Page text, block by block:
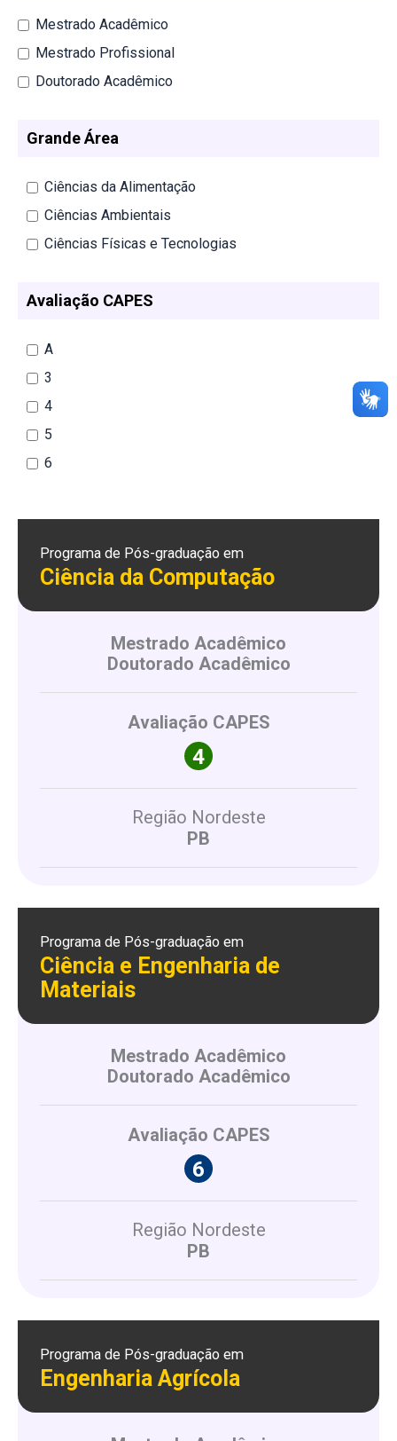
Mestrado Acadêmico
Mestrado Profissional
Doutorado Acadêmico
Grande Área
Ciências da Alimentação
Ciências Ambientais
Ciências Físicas e Tecnologias
Avaliação CAPES
A
3
4
5
6
Programa de Pós-graduação em
Ciência da Computação
Mestrado Acadêmico
Doutorado Acadêmico
Avaliação CAPES
Região Nordeste
PB
Programa de Pós-graduação em
Ciência e Engenharia de
Materiais
Mestrado Acadêmico
Doutorado Acadêmico
Avaliação CAPES
Região Nordeste
PB
Programa de Pós-graduação em
Engenharia Agrícola